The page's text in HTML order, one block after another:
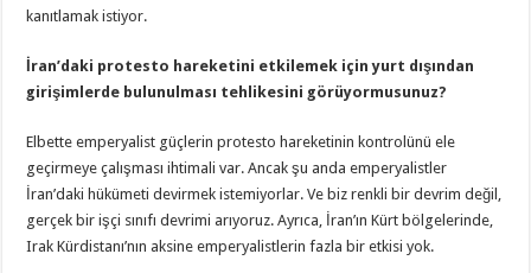
kanıtlamak istiyor.
İran’daki protesto hareketini etkilemek için yurt dışından
girişimlerde bulunulması tehlikesini görüyormusunuz?
Elbette emperyalist güçlerin protesto hareketinin kontrolünü ele
geçirmeye çalışması ihtimali var. Ancak şu anda emperyalistler
İran’daki hükümeti devirmek istemiyorlar. Ve biz renkli bir devrim değil,
gerçek bir işçi sınıfı devrimi arıyoruz. Ayrıca, İran’ın Kürt bölgelerinde,
Irak Kürdistanı’nın aksine emperyalistlerin fazla bir etkisi yok.